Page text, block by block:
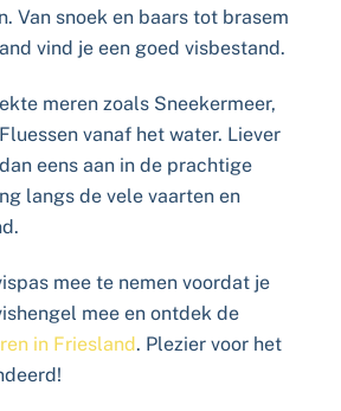
Van snoek en baars tot brasem
vind je een goed visbestand.
meren zoals Sneekermeer,
vanaf het water. Liever
eens aan in de prachtige
langs de vele vaarten en
mee te nemen voordat je
mee en ontdek de
in Friesland. Plezier voor het